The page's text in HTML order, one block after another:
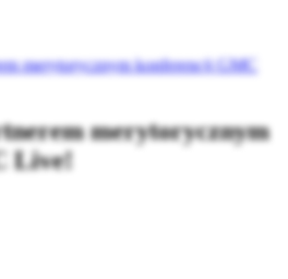
merytorycznym konferencji GMC
merytorycznym
Live!